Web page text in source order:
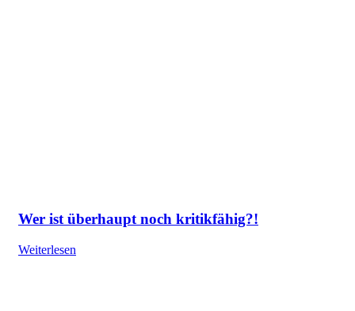
Wer ist überhaupt noch kritikfähig?!
Weiterlesen